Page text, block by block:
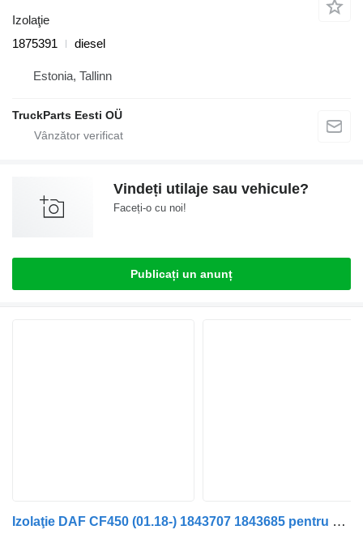
Izolaţie
1875391
diesel
Estonia, Tallinn
TruckParts Eesti OÜ
Vindeți utilaje sau vehicule?
Faceți-o cu noi!
Publicați un anunț
Izolaţie DAF CF450 (01.18-) 1843707 1843685 pentru cap tractor DAF CF450, CF460 (2017-)